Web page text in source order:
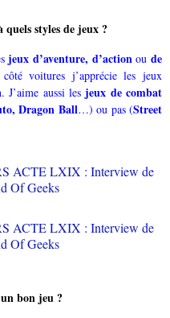
quels styles de jeux ?
jeux d’aventure, d’actionoude
voitures j’apprécie les jeux
J’aime aussi les jeux de combat
Dragon Ball…) ou pas (Street
bon jeu ?